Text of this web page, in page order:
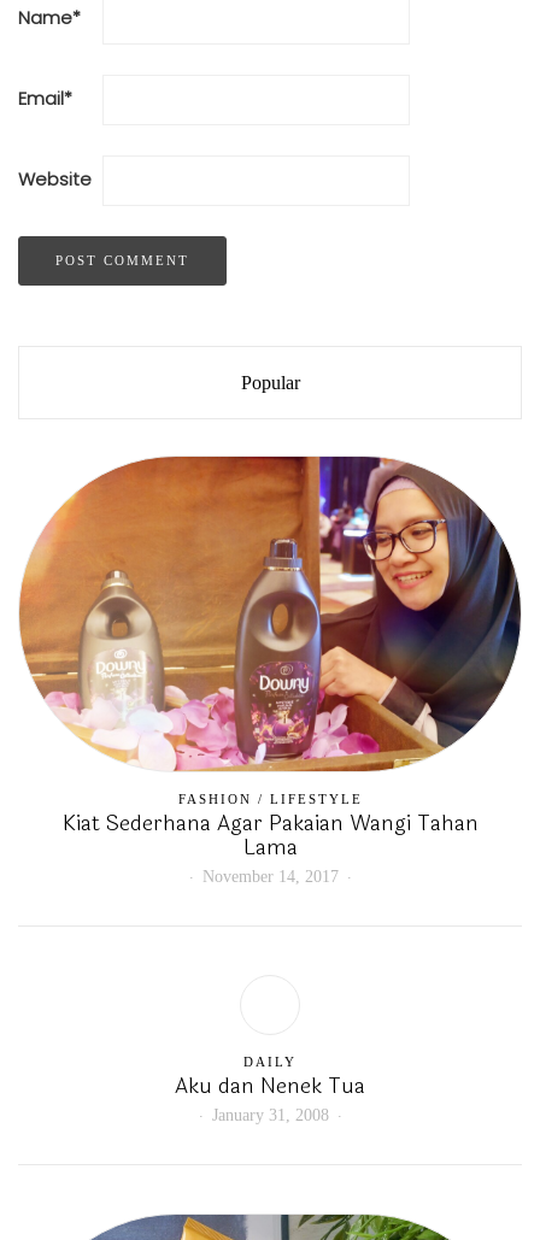
Name*
Email*
Website
Popular
FASHION / LIFESTYLE
Kiat Sederhana Agar Pakaian Wangi Tahan
Lama
November 14, 2017
DAILY
Aku dan Nenek Tua
January 31, 2008